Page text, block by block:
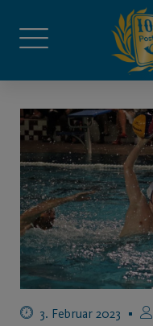
3. Februar 2023